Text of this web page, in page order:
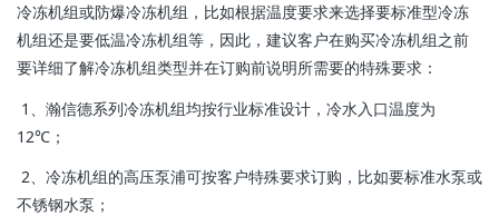
冷冻机组或防爆冷冻机组，比如根据温度要求来选择要标准型冷冻
机组还是要低温冷冻机组等，因此，建议客户在购买冷冻机组之前
要详细了解冷冻机组类型并在订购前说明所需要的特殊要求：
1、瀚信德系列冷冻机组均按行业标准设计，冷水入口温度为
12℃；
2、冷冻机组的高压泵浦可按客户特殊要求订购，比如要标准水泵或
不锈钢水泵；